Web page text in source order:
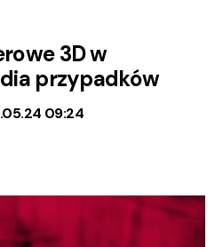
3D w
przypadków
09:24